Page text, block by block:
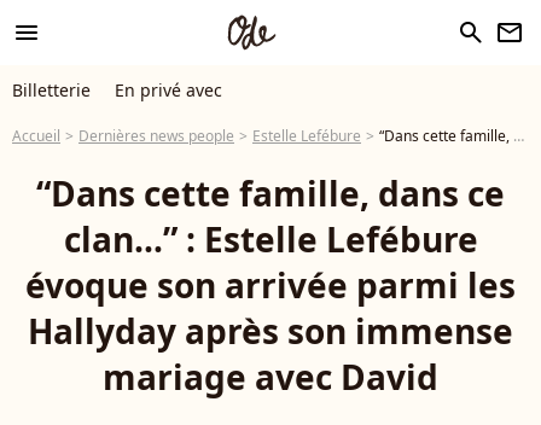
menu search newsletter
Billetterie En privé avec
Accueil Dernières news people Estelle Lefébure “Dans cette famille, dans ce clan…” : Estelle Lefébure évoque son arrivée parmi les Hallyday après son immense mariage avec David
“Dans cette famille, dans ce
clan…” : Estelle Lefébure
évoque son arrivée parmi les
Hallyday après son immense
mariage avec David